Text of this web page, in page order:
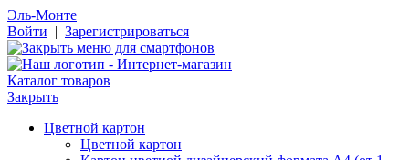
Эль-Монте
Войти | Зарегистрироваться
Каталог товаров
Закрыть
Цветной картон
Цветной картон